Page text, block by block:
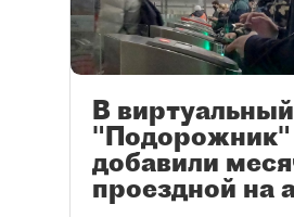
В виртуальный
"Подорожник"
добавили
проездной на